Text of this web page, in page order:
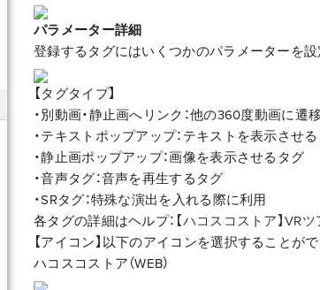
パラメーター詳細
登録するタグにはいくつかのパラメーターを設
【タグタイプ】
・別動画・静止画へリンク：他の360度動画に遷
・テキストポップアップ：テキストを表示させ
・静止画ポップアップ：画像を表示させるタグ
・音声タグ：音声を再生するタグ
・SRタグ：特殊な演出を入れる際に利用
各タグの詳細はヘルプ： 【ハコスコストア】VR
【アイコン】以下のアイコンを選択することがで
ハコスコストア（WEB）